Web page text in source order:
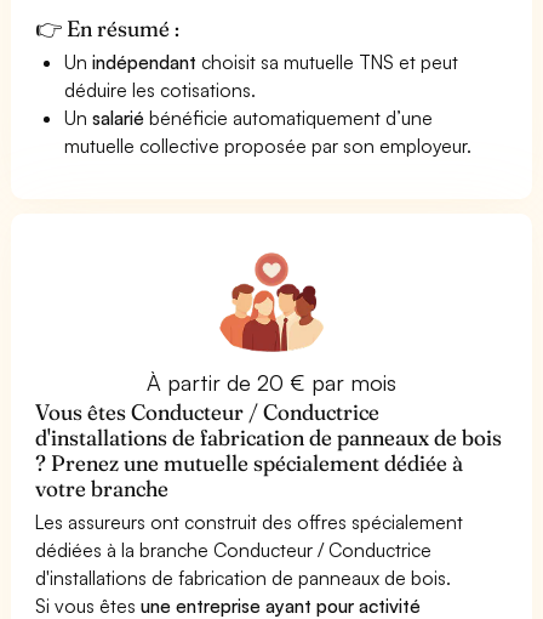
👉 En résumé :
Unindépendant choisit sa mutuelle TNS et peut
déduire les cotisations.
Unsalarié bénéficie automatiquement d’une
mutuelle collective proposée par son employeur.
À partir de 20 € par mois
Vous êtes Conducteur / Conductrice
d'installations de fabrication de panneaux de bois
? Prenez une mutuelle spécialement dédiée à
votre branche
Les assureurs ont construit des offres spécialement
dédiées à la branche Conducteur / Conductrice
d'installations de fabrication de panneaux de bois.
Si vous êtesune entreprise ayant pour activité